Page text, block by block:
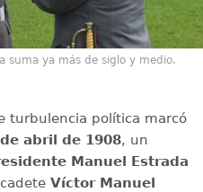
suma ya más de siglo y medio.
turbulencia política marcó
abril de 1908, un
Manuel Estrada
Víctor Manuel